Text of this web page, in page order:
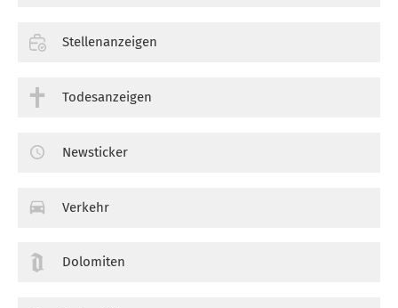
Stellenanzeigen
Todesanzeigen
Newsticker
Verkehr
Dolomiten